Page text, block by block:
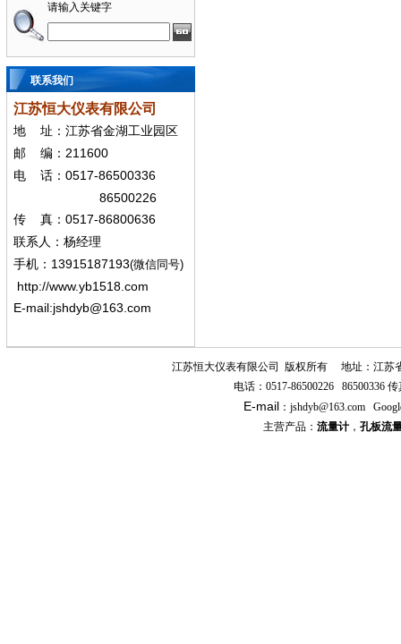
请输入关键字
联系我们
江苏恒大仪表有限公司
地
址：江苏省金湖工业园区
邮
编： 211600
电 话： 0517-86500336
86500226
传 真： 0517-86800636
联系人：杨经理
手机 ： 13915187193(微信同号)
http://www.yb1518.com
E-mail:jshdyb@163.com
江苏恒大仪表有限公司 版权所有
地址：江苏
电话： 0517-86500226 86500336 传
E-mail ： jshdyb@163.com
主营产品： 流量计， 孔板流